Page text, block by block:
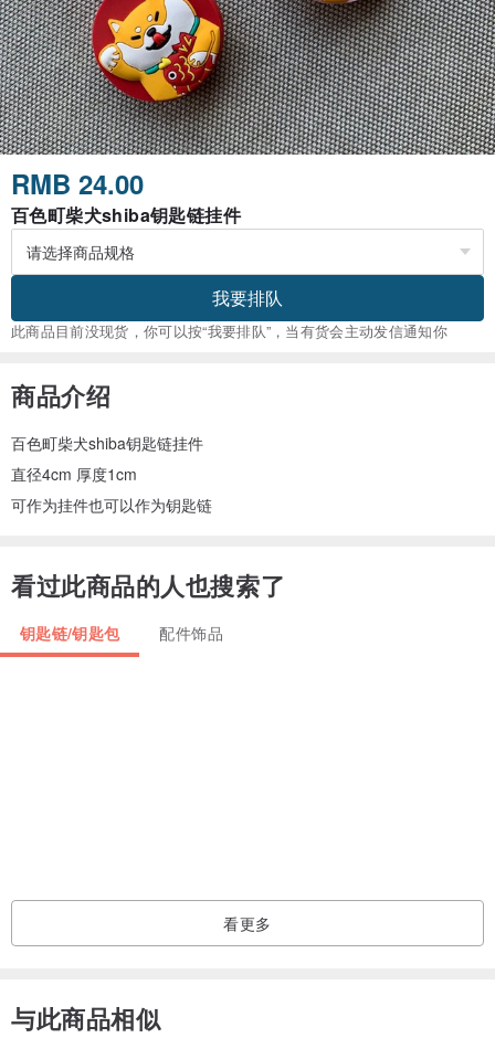
RMB 24.00
百色町柴犬shiba钥匙链挂件
我要排队
此商品目前没现货，你可以按“我要排队”，当有货会主动发信通知你
商品介绍
百色町柴犬shiba钥匙链挂件
直径4cm 厚度1cm
可作为挂件也可以作为钥匙链
看过此商品的人也搜索了
钥匙链/钥匙包 配件饰品
看更多
与此商品相似